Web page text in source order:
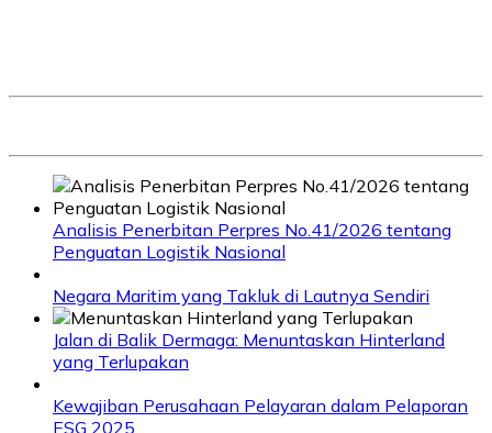
Analisis Penerbitan Perpres No.41/2026 tentang
Penguatan Logistik Nasional
Negara Maritim yang Takluk di Lautnya Sendiri
Jalan di Balik Dermaga: Menuntaskan Hinterland
yang Terlupakan
Kewajiban Perusahaan Pelayaran dalam Pelaporan
ESG 2025